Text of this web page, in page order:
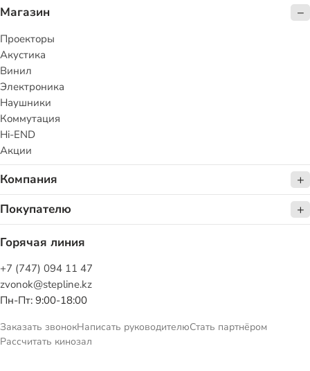
Магазин
Проекторы
Акустика
Винил
Электроника
Наушники
Коммутация
Hi-END
Акции
Компания
Покупателю
Горячая линия
+7 (747) 094 11 47
zvonok@stepline.kz
Пн-Пт: 9:00-18:00
Заказать звонокНаписать руководителюСтать партнёром
Рассчитать кинозал